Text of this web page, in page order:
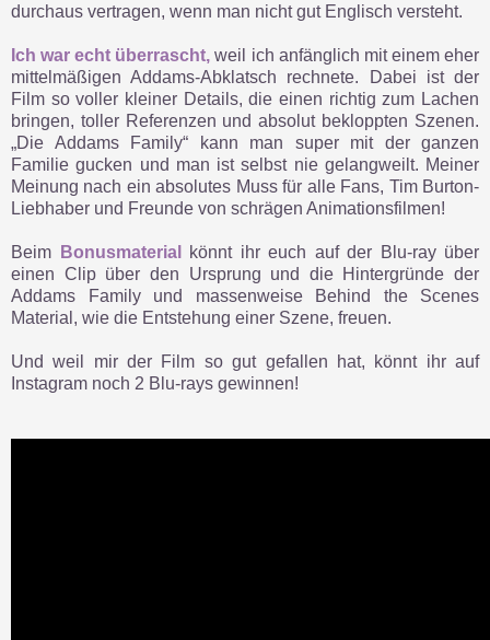
durchaus vertragen, wenn man nicht gut Englisch versteht.
Ich war echt überrascht, weil ich anfänglich mit einem eher
mittelmäßigen Addams-Abklatsch rechnete. Dabei ist der
Film so voller kleiner Details, die einen richtig zum Lachen
bringen, toller Referenzen und absolut bekloppten Szenen.
„Die Addams Family“ kann man super mit der ganzen
Familie gucken und man ist selbst nie gelangweilt. Meiner
Meinung nach ein absolutes Muss für alle Fans, Tim Burton-
Liebhaber und Freunde von schrägen Animationsfilmen!
Beim Bonusmaterial
könnt ihr euch auf der Blu-ray über
einen Clip über den Ursprung und die Hintergründe der
Addams Family und massenweise Behind the Scenes
Material, wie die Entstehung einer Szene, freuen.
Und weil mir der Film so gut gefallen hat, könnt ihr auf
Instagram noch 2 Blu-rays gewinnen!